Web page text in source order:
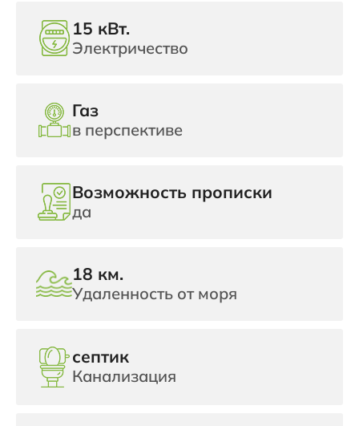
15 кВт.
Электричество
Газ
в перспективе
Возможность прописки
да
18 км.
Удаленность от моря
септик
Канализация